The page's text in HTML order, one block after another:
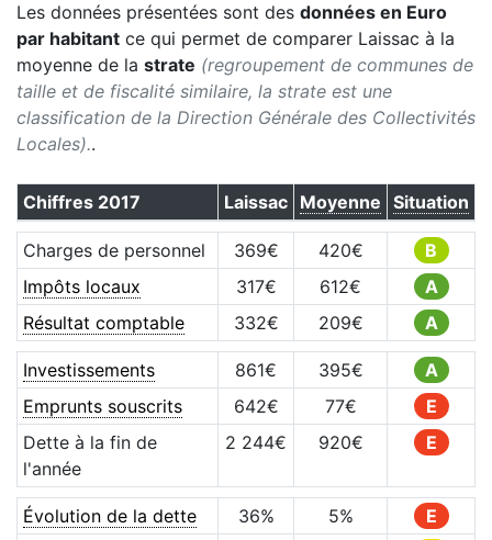
Les données présentées sont des données en Euro
par habitant ce qui permet de comparer Laissac à la
moyenne de la strate (regroupement de communes de
taille et de fiscalité similaire, la strate est une
classification de la Direction Générale des Collectivités
Locales)..
Chiffres 2017 Laissac Moyenne Situation
Charges de personnel 369€ 420€
B
Impôts locaux
317€ 612€
A
Résultat comptable
332€ 209€ A
Investissements 861€ 395€
A
Emprunts souscrits
642€ 77€
E
Dette à la fin de
l'année
2 244€ 920€ E
Évolution de la dette 36% 5%
E